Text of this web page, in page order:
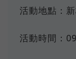
活動地點：
活動時間：